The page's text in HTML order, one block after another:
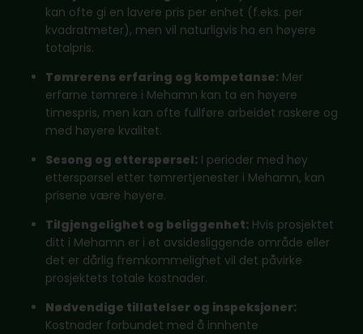
kan ofte gi en lavere pris per enhet (f.eks. per
kvadratmeter), men vil naturligvis ha en høyere
totalpris.
Tømrerens erfaring og kompetanse: Mer
erfarne tømrere i Mehamn kan ta en høyere
timespris, men kan ofte fullføre arbeidet raskere og
med høyere kvalitet.
Sesong og etterspørsel: I perioder med høy
etterspørsel etter tømrertjenester i Mehamn, kan
prisene være høyere.
Tilgjengelighet og beliggenhet: Hvis prosjektet
ditt i Mehamn er i et avsidesliggende område eller
det er dårlig fremkommelighet vil det påvirke
prosjektets totale kostnader.
Nødvendige tillatelser og inspeksjoner:
Kostnader forbundet med å innhente